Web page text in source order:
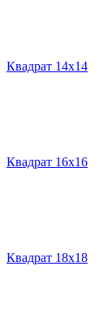
Квадрат 14х14
Квадрат 16х16
Квадрат 18х18